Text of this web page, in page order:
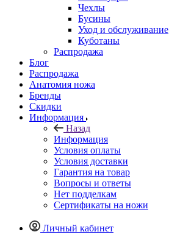
Чехлы
Бусины
Уход и обслуживание
Куботаны
Распродажа
Блог
Распродажа
Анатомия ножа
Бренды
Скидки
Информация
Назад
Информация
Условия оплаты
Условия доставки
Гарантия на товар
Вопросы и ответы
Нет подделкам
Сертификаты на ножи
Личный кабинет